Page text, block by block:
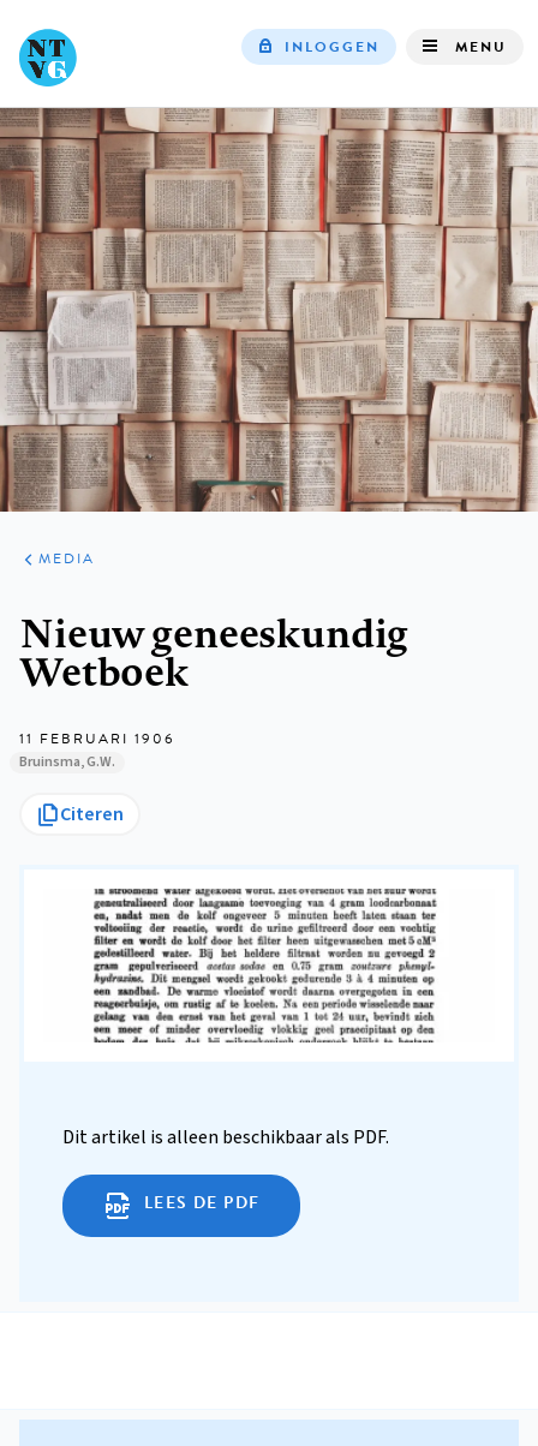
navigation
INLOGGEN MENU
ARTIKELEN
VARIA
MEDIA
Nieuw geneeskundig
Wetboek
11 FEBRUARI 1906
Bruinsma, G.W.
Citeren
Dit artikel is alleen beschikbaar als PDF.
LEES DE PDF